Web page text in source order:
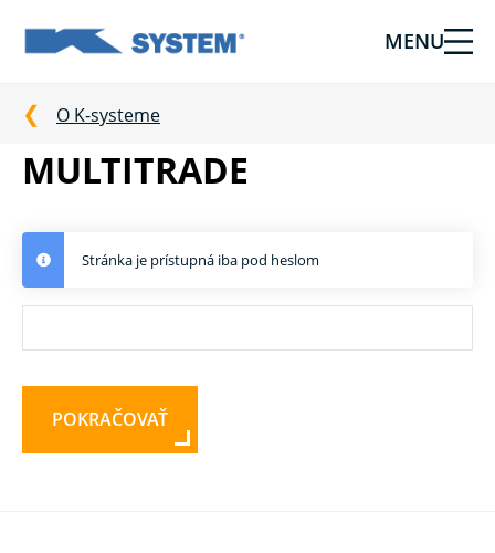
Tieniaca
pre
vašu
domácnosť
od
MENU
O K-systeme
MULTITRADE
Stránka je prístupná iba pod heslom
POKRAČOVAŤ